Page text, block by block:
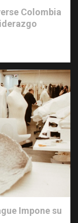
Colombia
Impone su